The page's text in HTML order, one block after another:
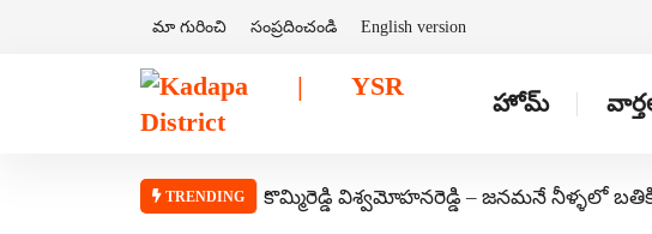
మా గురించి సంప్రదించండి English version
హోమ్
TRENDING కొమ్మిరెడ్డి విశ్వమోహనరెడ్డి – జనమనే నీళ్ళలో